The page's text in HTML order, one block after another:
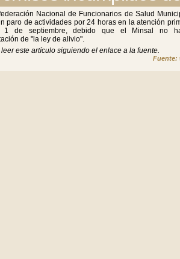
Nacional de Funcionarios de Salud
paro de actividades por 24 horas en la atención
1 de septiembre, debido que el Minsal no
de "la ley de alivio".
este artículo siguiendo el enlace a la fuente.
Fuente: